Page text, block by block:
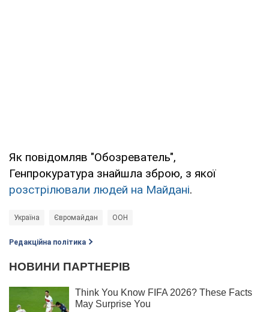
Як повідомляв "Обозреватель",
Генпрокуратура знайшла зброю, з якої
розстрілювали людей на Майдані.
Україна Євромайдан ООН
Редакційна політика